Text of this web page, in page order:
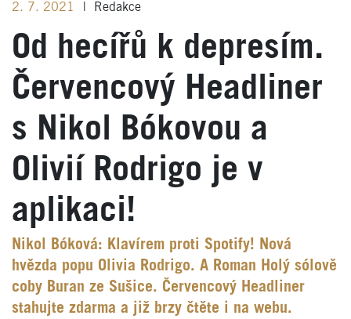
2. 7. 2021 Redakce
Od hecířů k depresím.
Červencový Headliner
s Nikol Bókovou a
Olivií Rodrigo je v
aplikaci!
Nikol Bóková: Klavírem proti Spotify! Nová
hvězda popu Olivia Rodrigo. A Roman Holý sólově
coby Buran ze Sušice. Červencový Headliner
stahujte zdarma a již brzy čtěte i na webu.